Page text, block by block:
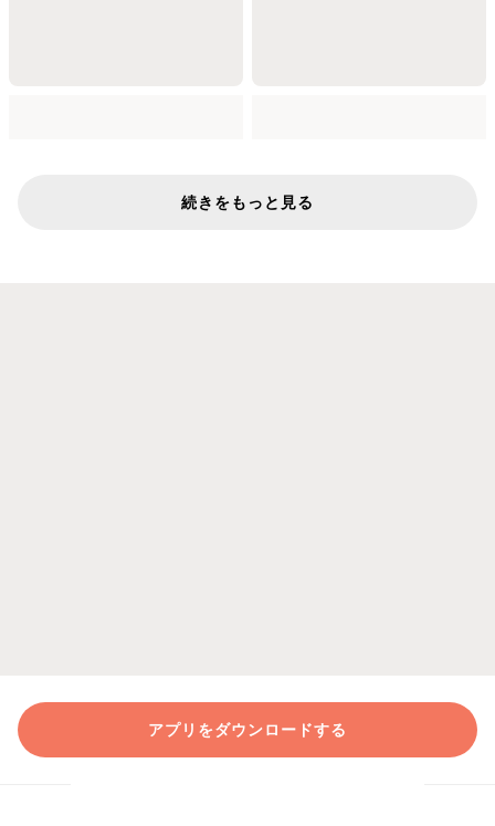
続きをもっと見る
アプリをダウンロードする